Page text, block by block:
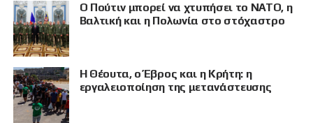
ΠΡΟΒΟΛΗ
Ο Πούτιν μπορεί να χτυπήσει το ΝΑΤΟ, η
Βαλτική και η Πολωνία στο στόχαστρο
Η Θέουτα, ο Έβρος και η Κρήτη: η
εργαλειοποίηση της μετανάστευσης